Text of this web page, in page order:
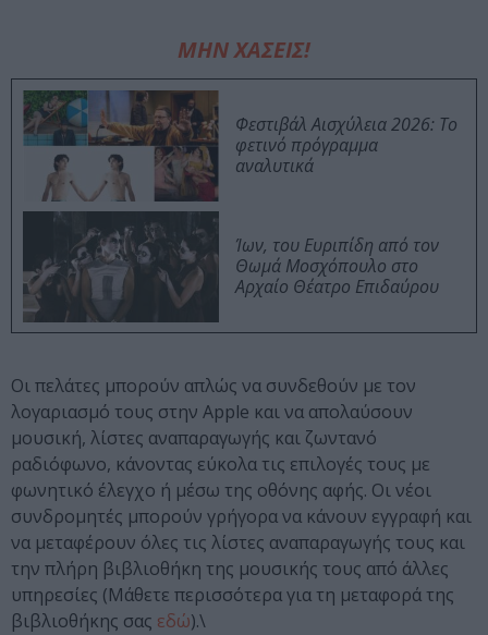
ΜΗΝ ΧΑΣΕΙΣ!
Φεστιβάλ Αισχύλεια 2026: Το
φετινό πρόγραμμα
αναλυτικά
Ίων, του Ευριπίδη από τον
Θωμά Μοσχόπουλο στο
Αρχαίο Θέατρο Επιδαύρου
Οι πελάτες μπορούν απλώς να συνδεθούν με τον
λογαριασμό τους στην Apple και να απολαύσουν
μουσική, λίστες αναπαραγωγής και ζωντανό
ραδιόφωνο, κάνοντας εύκολα τις επιλογές τους με
φωνητικό έλεγχο ή μέσω της οθόνης αφής. Οι νέοι
συνδρομητές μπορούν γρήγορα να κάνουν εγγραφή και
να μεταφέρουν όλες τις λίστες αναπαραγωγής τους και
την πλήρη βιβλιοθήκη της μουσικής τους από άλλες
υπηρεσίες (Μάθετε περισσότερα για τη μεταφορά της
βιβλιοθήκης σας εδώ).\